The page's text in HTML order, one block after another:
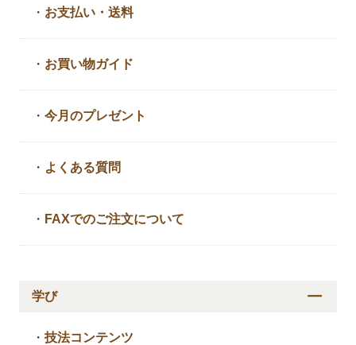
・ お支払い・送料
・ お買い物ガイド
・今月のプレゼント
・ よくある質問
・ FAXでのご注文について
学び
・技法コンテンツ